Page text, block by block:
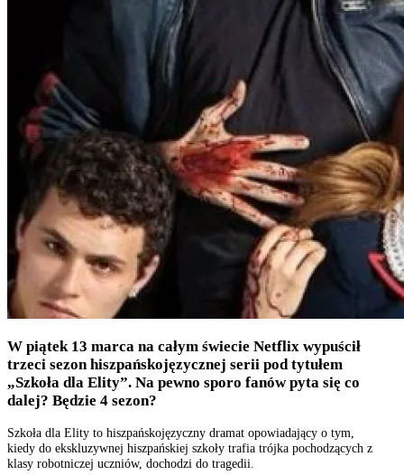
W piątek 13 marca na całym świecie Netflix wypuścił
trzeci sezon hiszpańskojęzycznej serii pod tytułem
„Szkoła dla Elity”. Na pewno sporo fanów pyta się co
dalej? Będzie 4 sezon?
Szkoła dla Elity to hiszpańskojęzyczny dramat opowiadający o tym,
kiedy do ekskluzywnej hiszpańskiej szkoły trafia trójka pochodzących z
klasy robotniczej uczniów, dochodzi do tragedii.